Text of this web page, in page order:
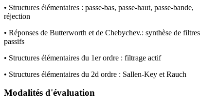
• Structures élémentaires : passe-bas, passe-haut, passe-bande,
réjection
• Réponses de Butterworth et de Chebychev.: synthèse de filtres
passifs
• Structures élémentaires du 1er ordre : filtrage actif
• Structures élémentaires du 2d ordre : Sallen-Key et Rauch
Modalités d'évaluation